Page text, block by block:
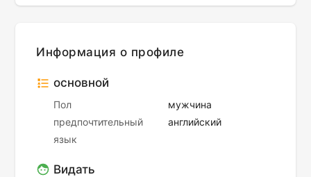
Информация о профиле
основной
Пол
мужчина
предпочтительный
язык
английский
Видать